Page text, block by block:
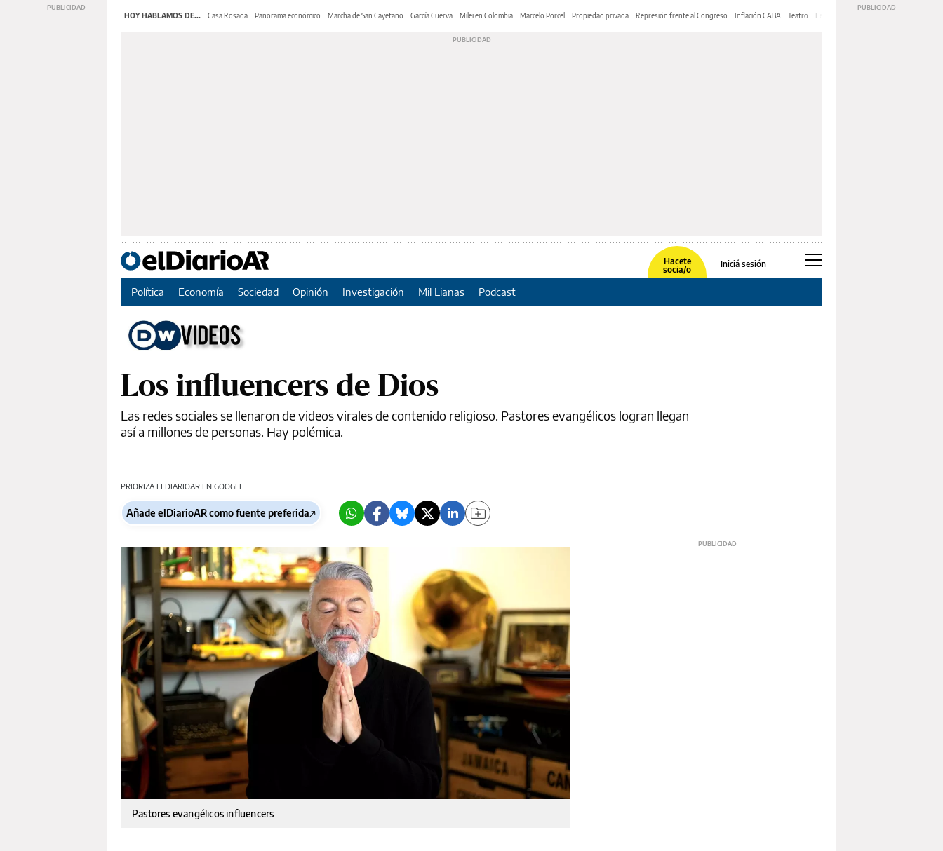
HOY HABLAMOS DE... Casa Rosada Panorama económico Marcha de San Cayetano García Cuerva Milei en Colombia Marcelo Porcel Propiedad privada Represión frente al Congreso Inflación CABA Teatro Feria de Editores
Hacete
socia/o
Iniciá sesión
Política Economía Sociedad Opinión Investigación Mil Lianas Podcast
Los influencers de Dios
Las redes sociales se llenaron de videos virales de contenido religioso. Pastores evangélicos logran llegan
así a millones de personas. Hay polémica.
PRIORIZA ELDIARIOAR EN GOOGLE
Añade elDiarioAR como fuente preferida
Pastores evangélicos influencers